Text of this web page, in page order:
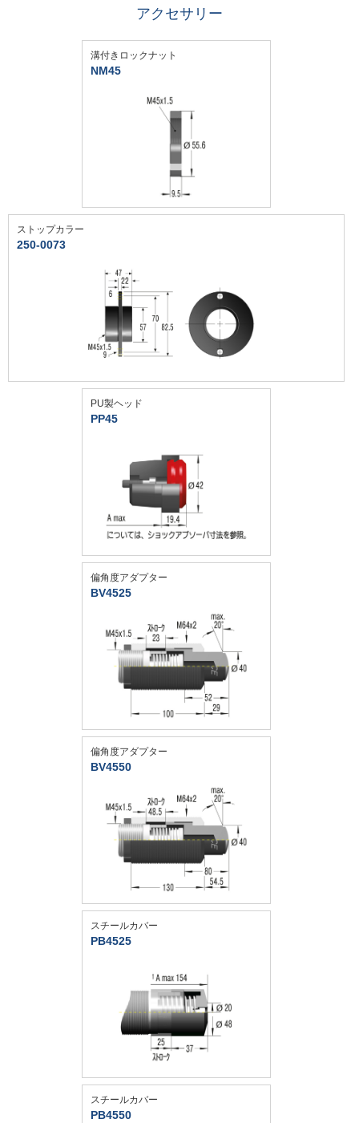
アクセサリー
溝付きロックナット
NM45
ストップカラー
250-0073
PU製ヘッド
PP45
偏角度アダプター
BV4525
偏角度アダプター
BV4550
スチールカバー
PB4525
スチールカバー
PB4550